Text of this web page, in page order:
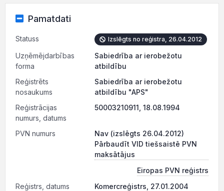
Pamatdati
Statuss Izslēgts no reģistra, 26.04.2012
Uzņēmējdarbības
forma
Sabiedrība ar ierobežotu
atbildību
Reģistrēts
nosaukums
Sabiedrība ar ierobežotu
atbildību "APS"
Reģistrācijas
numurs, datums
50003210911, 18.08.1994
PVN numurs
Nav (izslēgts 26.04.2012)
Pārbaudīt VID tiešsaistē PVN
maksātājus
Eiropas PVN reģistrs
Reģistrs, datums
Komercreģistrs, 27.01.2004